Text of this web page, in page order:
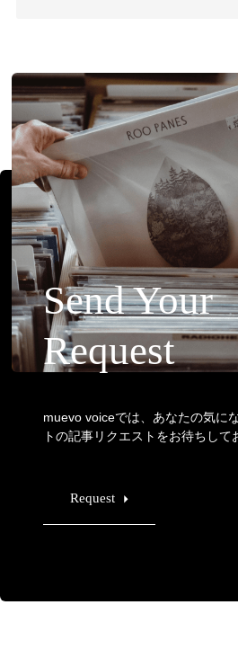
Send Your
Request
muevo voiceでは、あなたの気に
トの記事リクエストをお待ちして
Request